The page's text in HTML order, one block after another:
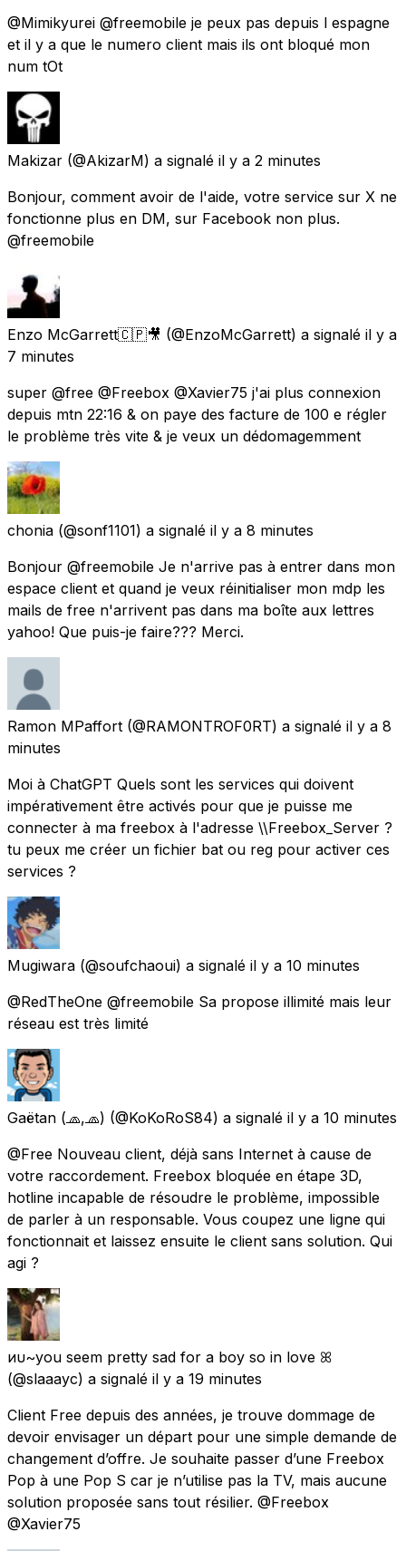
@Mimikyurei @freemobile je peux pas depuis l espagne
et il y a que le numero client mais ils ont bloqué mon
num tOt
Makizar (@AkizarM) a signalé il y a 2 minutes
Bonjour, comment avoir de l'aide, votre service sur X ne
fonctionne plus en DM, sur Facebook non plus.
@freemobile
Enzo McGarrett🇨🇵🎥 (@EnzoMcGarrett) a signalé il y a
7 minutes
super @free @Freebox @Xavier75 j'ai plus connexion
depuis mtn 22:16 & on paye des facture de 100 e régler
le problème très vite & je veux un dédomagemment
chonia (@sonf1101) a signalé il y a 8 minutes
Bonjour @freemobile Je n'arrive pas à entrer dans mon
espace client et quand je veux réinitialiser mon mdp les
mails de free n'arrivent pas dans ma boîte aux lettres
yahoo! Que puis-je faire??? Merci.
Ramon MPaffort (@RAMONTROF0RT) a signalé il y a 8
minutes
Moi à ChatGPT Quels sont les services qui doivent
impérativement être activés pour que je puisse me
connecter à ma freebox à l'adresse \\Freebox_Server ?
tu peux me créer un fichier bat ou reg pour activer ces
services ?
Mugiwara (@soufchaoui) a signalé il y a 10 minutes
@RedTheOne @freemobile Sa propose illimité mais leur
réseau est très limité
Gaëtan (🧢,🧢) (@KoKoRoS84) a signalé il y a 10 minutes
@Free Nouveau client, déjà sans Internet à cause de
votre raccordement. Freebox bloquée en étape 3D,
hotline incapable de résoudre le problème, impossible
de parler à un responsable. Vous coupez une ligne qui
fonctionnait et laissez ensuite le client sans solution. Qui
agi ?
иυ~you seem pretty sad for a boy so in love ꕤ
(@slaaayc) a signalé il y a 19 minutes
Client Free depuis des années, je trouve dommage de
devoir envisager un départ pour une simple demande de
changement d’offre. Je souhaite passer d’une Freebox
Pop à une Pop S car je n’utilise pas la TV, mais aucune
solution proposée sans tout résilier. @Freebox
@Xavier75